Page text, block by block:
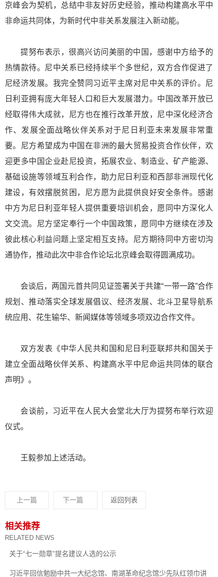
京峰会为契机，总结中非友好历史经验，推动构建高水平中
非命运共同体，为新时代中非关系发展注入新动能。
提努布表示，很高兴访问美丽的中国，感谢中方给予的
热情款待。尼中关系已经持续半个多世纪，双方合作促进了
尼经济发展。我完全赞同习近平主席对尼中关系的评价。尼
日利亚拥有庞大年轻人口和巨大发展潜力。中国改革开放已
经取得伟大成就，尼方也在推行改革开放，尼中深化经济合
作、发展全面战略伙伴关系对于尼日利亚未来发展非常重
要。尼方希望成为中国在非洲的最大贸易投资合作伙伴，欢
迎更多中国企业赴尼投资，拓展农业、制造业、矿产能源、
基础设施等领域互利合作，助力尼日利亚和西部非洲现代化
建设，有效摆脱贫困，尼方愿为此提供良好安全条件。感谢
中方为尼日利亚年轻人提供重要培训机会，愿同中方深化人
文交流。尼方坚定奉行一个中国政策，愿同中方继续在涉及
彼此核心利益问题上坚定相互支持。尼方期待同中方密切沟
通协作，推动此次中非合作论坛北京峰会取得圆满成功。
会谈后，两国元首共同见证签署关于共建“一带一路”合作
规划、推动落实全球发展倡议、经济发展、北斗卫星导航系
统应用、花生输华、新闻媒体等领域多项双边合作文件。
双方发表《中华人民共和国和尼日利亚联邦共和国关于
建立全面战略伙伴关系、构建高水平中尼命运共同体的联合
声明》。
会谈前，习近平在人民大会堂北大厅为提努布举行欢迎
仪式。
王毅参加上述活动。
上一篇 下一篇 返回列表
相关推荐
RELATED NEWS
关于“七一勋章”提名建议人选的公示
习近平回信勉励中共一大纪念馆、南湖革命纪念馆少先队红领巾讲